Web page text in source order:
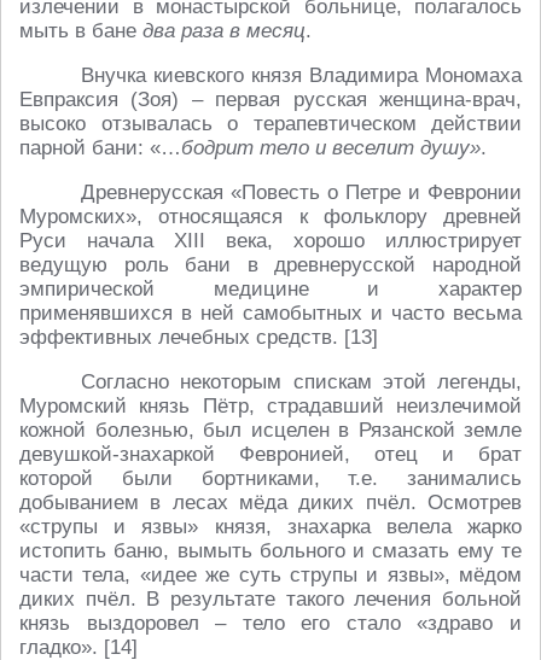
излечении в монастырской больнице, полагалось
мыть в бане два раза в месяц.
Внучка киевского князя Владимира Мономаха
Евпраксия (Зоя) – первая русская женщина-врач,
высоко отзывалась о терапевтическом действии
парной бани: «…бодрит тело и веселит душу».
Древнерусская «Повесть о Петре и Февронии
Муромских», относящаяся к фольклору древней
Руси начала XIII века, хорошо иллюстрирует
ведущую роль бани в древнерусской народной
эмпирической медицине и характер
применявшихся в ней самобытных и часто весьма
эффективных лечебных средств. [13]
Согласно некоторым спискам этой легенды,
Муромский князь Пётр, страдавший неизлечимой
кожной болезнью, был исцелен в Рязанской земле
девушкой-знахаркой Февронией, отец и брат
которой были бортниками, т.е. занимались
добыванием в лесах мёда диких пчёл. Осмотрев
«струпы и язвы» князя, знахарка велела жарко
истопить баню, вымыть больного и смазать ему те
части тела, «идее же суть струпы и язвы», мёдом
диких пчёл. В результате такого лечения больной
князь выздоровел – тело его стало «здраво и
гладко». [14]